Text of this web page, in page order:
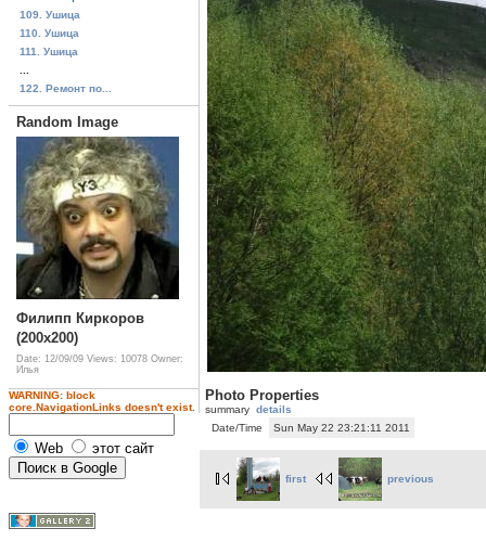
109. Ушица
110. Ушица
111. Ушица
122. Ремонт по...
Random Image
Филипп Киркоров
(200x200)
Date: 12/09/09 Views: 10078 Owner:
Илья
WARNING: block
core.NavigationLinks doesn't exist.
Web этот сайт
Photo Properties
summary details
Date/Time
Sun May 22 23:21:11 2011
first previous